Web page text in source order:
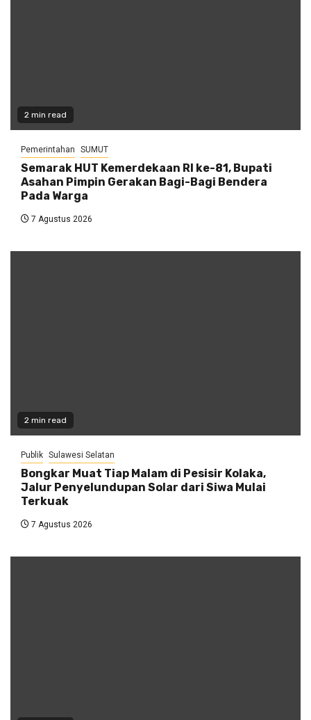
2 min read
Pemerintahan SUMUT
Semarak HUT Kemerdekaan RI ke-81, Bupati
Asahan Pimpin Gerakan Bagi-Bagi Bendera
Pada Warga
7 Agustus 2026
2 min read
Publik Sulawesi Selatan
Bongkar Muat Tiap Malam di Pesisir Kolaka,
Jalur Penyelundupan Solar dari Siwa Mulai
Terkuak
7 Agustus 2026